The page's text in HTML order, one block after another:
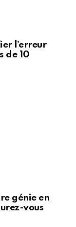
l’erreur
de 10
génie en
vous